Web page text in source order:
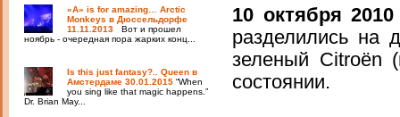
10 октября
разделились на
зеленый Citroёn
состоянии.
«A» is for amazing… Arctic
Monkeys в Дюссельдорфе
11.11.2013
Вот и прошел
ноябрь - очередная пора жарких конц...
Is this just fantasy?.. Queen в
Амстердаме 30.01.2015 “When
you sing like that magic happens.”
Dr. Brian May...